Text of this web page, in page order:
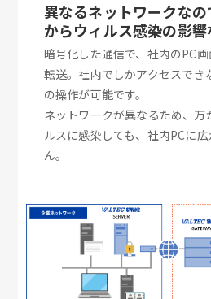
異なるネットワークな
からウィルス感染の影響
暗号化した通信で、社内のPC
転送。社内でしかアクセスでき
の操作が可能です。
ネットワークが異なるため、万
ルスに感染しても、社内PCに
ん。